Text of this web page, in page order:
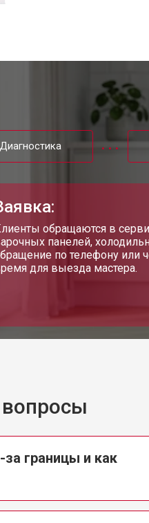
Диагностика
обращаются в
панелей,
по телефону или
для выезда мастера.
границы и как